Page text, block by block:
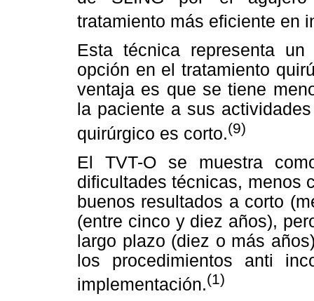
tratamiento más eficiente en
Esta técnica representa
opción en el tratamiento
ventaja es que se tiene
la paciente a sus
quirúrgico es corto.(9)
El TVT-O se muestra
dificultades técnicas, menos
buenos resultados a corto
(entre cinco y diez años),
largo plazo (diez o más
los procedimientos anti
implementación.(1)